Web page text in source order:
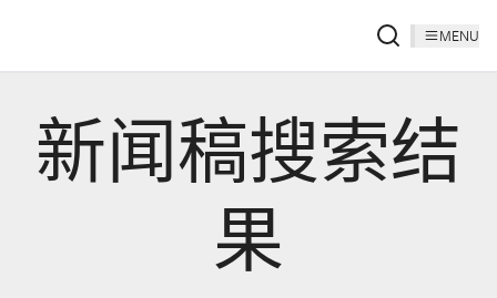
MENU
新闻稿搜索结
果